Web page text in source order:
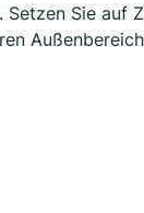
Setzen Sie auf